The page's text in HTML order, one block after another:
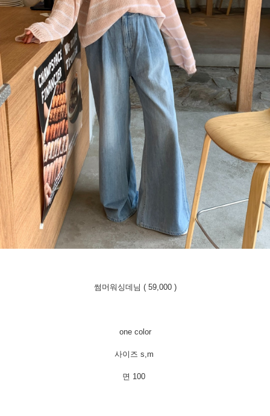
썸머워싱데님 ( 59,000 )
one color
사이즈 s,m
면 100